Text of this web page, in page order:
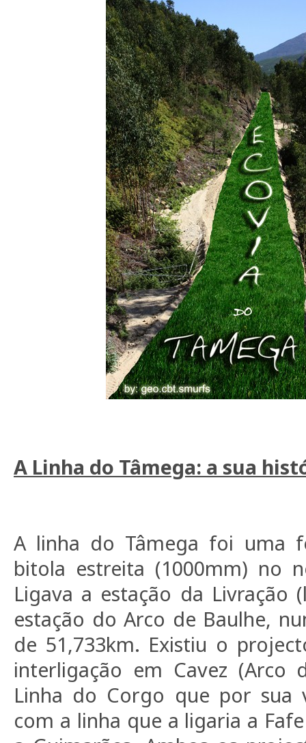
A Linha do Tâmega: a sua
A linha do Tâmega foi uma
bitola estreita (1000mm) no
Ligava a estação da Livração
estação do Arco de Baulhe,
de 51,733km. Existiu o
interligação em Cavez (Arco
Linha do Corgo que por sua
com a linha que a ligaria a